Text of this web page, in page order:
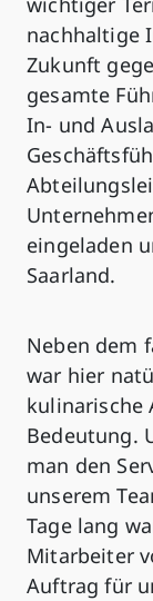
nachhaltige
Zukunft
gesamte
In- und
eingeladen
Saarland.
Neben dem
war hier
kulinarische
Bedeutung.
man den
unserem
Tage lang
Mitarbeiter
Auftrag für